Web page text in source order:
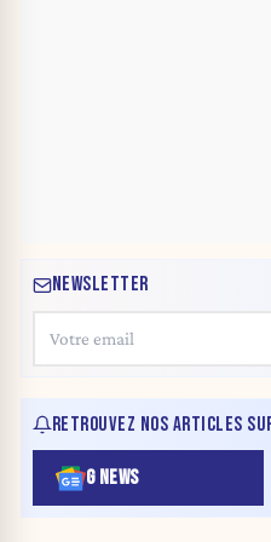
NEWSLETTER
RETROUVEZ NOS ARTICLES
G NEWS